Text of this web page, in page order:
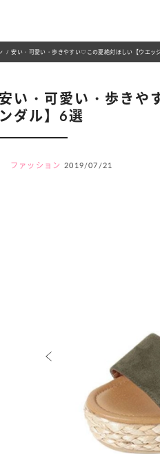
安い・可愛い・歩きやすい♡この夏絶対ほしい【ウエッ
安い・可愛い・歩きや
ンダル】6選
ファッション 2019/07/21